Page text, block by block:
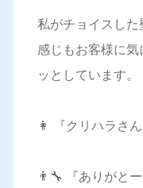
私がチョイスし
感じもお客様に
ッとしています
👩 『クリハラさ
👨‍🔧 『ありがと